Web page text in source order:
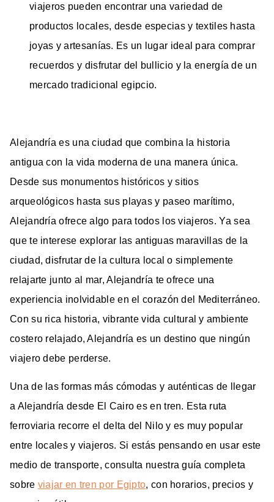
viajeros pueden encontrar una variedad de
productos locales, desde especias y textiles hasta
joyas y artesanías. Es un lugar ideal para comprar
recuerdos y disfrutar del bullicio y la energía de un
mercado tradicional egipcio.
Alejandría es una ciudad que combina la historia
antigua con la vida moderna de una manera única.
Desde sus monumentos históricos y sitios
arqueológicos hasta sus playas y paseo marítimo,
Alejandría ofrece algo para todos los viajeros. Ya sea
que te interese explorar las antiguas maravillas de la
ciudad, disfrutar de la cultura local o simplemente
relajarte junto al mar, Alejandría te ofrece una
experiencia inolvidable en el corazón del Mediterráneo.
Con su rica historia, vibrante vida cultural y ambiente
costero relajado, Alejandría es un destino que ningún
viajero debe perderse.
Una de las formas más cómodas y auténticas de llegar
a Alejandría desde El Cairo es en tren. Esta ruta
ferroviaria recorre el delta del Nilo y es muy popular
entre locales y viajeros. Si estás pensando en usar este
medio de transporte, consulta nuestra guía completa
sobre viajar en tren por Egipto, con horarios, precios y